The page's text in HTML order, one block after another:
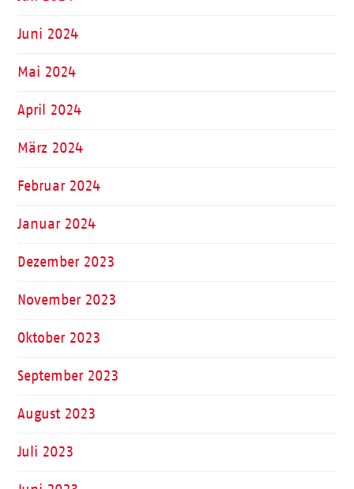
Juni 2024
Mai 2024
April 2024
März 2024
Februar 2024
Januar 2024
Dezember 2023
November 2023
Oktober 2023
September 2023
August 2023
Juli 2023